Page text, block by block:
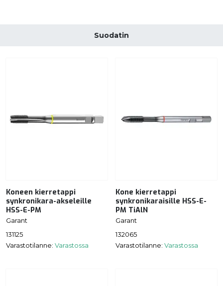
Suodatin
Koneen kierretappi
synkronikara-akseleille
HSS-E-PM
Garant
131125
Varastotilanne: Varastossa
Kone kierretappi
synkronikaraisille HSS-E-
PM TiAlN
Garant
132065
Varastotilanne: Varastossa